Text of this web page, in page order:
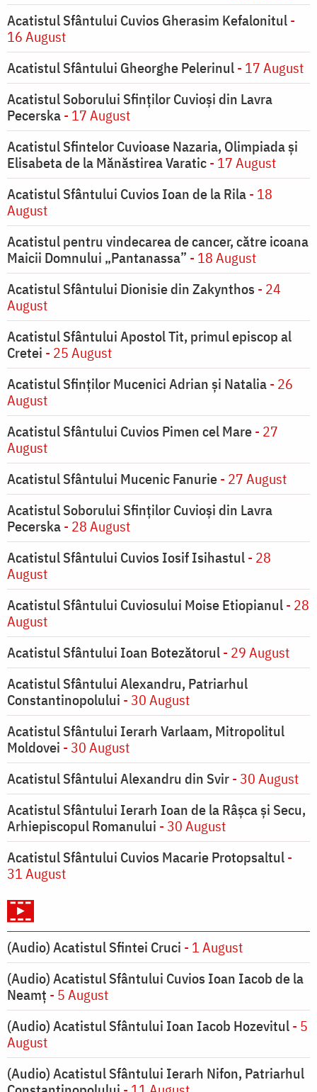
Acatistul Sfântului Cuvios Gherasim Kefalonitul-
16 August
Acatistul Sfântului Gheorghe Pelerinul- 17 August
Acatistul Soborului Sfinților Cuvioși din Lavra
Pecerska- 17 August
Acatistul Sfintelor Cuvioase Nazaria, Olimpiada și
Elisabeta de la Mănăstirea Varatic- 17 August
Acatistul Sfântului Cuvios Ioan de la Rila- 18
August
Acatistul pentru vindecarea de cancer, către icoana
Maicii Domnului „Pantanassa” - 18 August
Acatistul Sfântului Dionisie din Zakynthos - 24
August
Acatistul Sfântului Apostol Tit, primul episcop al
Cretei - 25 August
Acatistul Sfinților Mucenici Adrian și Natalia- 26
August
Acatistul Sfântului Cuvios Pimen cel Mare- 27
August
Acatistul Sfântului Mucenic Fanurie- 27 August
Acatistul Soborului Sfinților Cuvioși din Lavra
Pecerska- 28 August
Acatistul Sfântului Cuvios Iosif Isihastul- 28
August
Acatistul Sfântului Cuviosului Moise Etiopianul- 28
August
Acatistul Sfântului Ioan Botezătorul- 29 August
Acatistul Sfântului Alexandru, Patriarhul
Constantinopolului - 30 August
Acatistul Sfântului Ierarh Varlaam, Mitropolitul
Moldovei - 30 August
Acatistul Sfântului Alexandru din Svir- 30 August
Acatistul Sfântului Ierarh Ioan de la Râşca şi Secu,
Arhiepiscopul Romanului - 30 August
Acatistul Sfântului Cuvios Macarie Protopsaltul-
31 August
(Audio) Acatistul Sfintei Cruci - 1 August
(Audio) Acatistul Sfântului Cuvios Ioan Iacob de la
Neamț - 5 August
(Audio) Acatistul Sfântului Ioan Iacob Hozevitul- 5
August
(Audio) Acatistul Sfântului Ierarh Nifon, Patriarhul